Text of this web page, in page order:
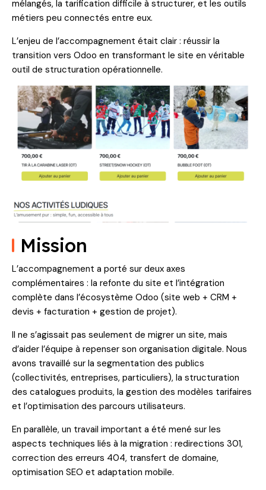
mélangés, la tarification difficile à structurer, et les outils
métiers peu connectés entre eux.
L’enjeu de l’accompagnement était clair : réussir la
transition vers Odoo en transformant le site en véritable
outil de structuration opérationnelle.
Mission
L’accompagnement a porté sur deux axes
complémentaires : la refonte du site et l’intégration
complète dans l’écosystème Odoo (site web + CRM +
devis + facturation + gestion de projet).
Il ne s’agissait pas seulement de migrer un site, mais
d’aider l’équipe à repenser son organisation digitale. Nous
avons travaillé sur la segmentation des publics
(collectivités, entreprises, particuliers), la structuration
des catalogues produits, la gestion des modèles tarifaires
et l’optimisation des parcours utilisateurs.
En parallèle, un travail important a été mené sur les
aspects techniques liés à la migration : redirections 301,
correction des erreurs 404, transfert de domaine,
optimisation SEO et adaptation mobile.